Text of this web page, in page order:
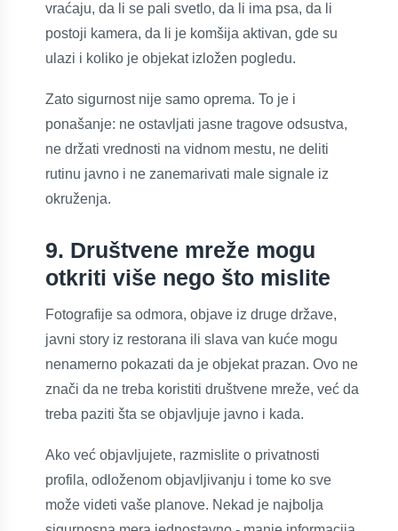
vraćaju, da li se pali svetlo, da li ima psa, da li
postoji kamera, da li je komšija aktivan, gde su
ulazi i koliko je objekat izložen pogledu.
Zato sigurnost nije samo oprema. To je i
ponašanje: ne ostavljati jasne tragove odsustva,
ne držati vrednosti na vidnom mestu, ne deliti
rutinu javno i ne zanemarivati male signale iz
okruženja.
9. Društvene mreže mogu
otkriti više nego što mislite
Fotografije sa odmora, objave iz druge države,
javni story iz restorana ili slava van kuće mogu
nenamerno pokazati da je objekat prazan. Ovo ne
znači da ne treba koristiti društvene mreže, već da
treba paziti šta se objavljuje javno i kada.
Ako već objavljujete, razmislite o privatnosti
profila, odloženom objavljivanju i tome ko sve
može videti vaše planove. Nekad je najbolja